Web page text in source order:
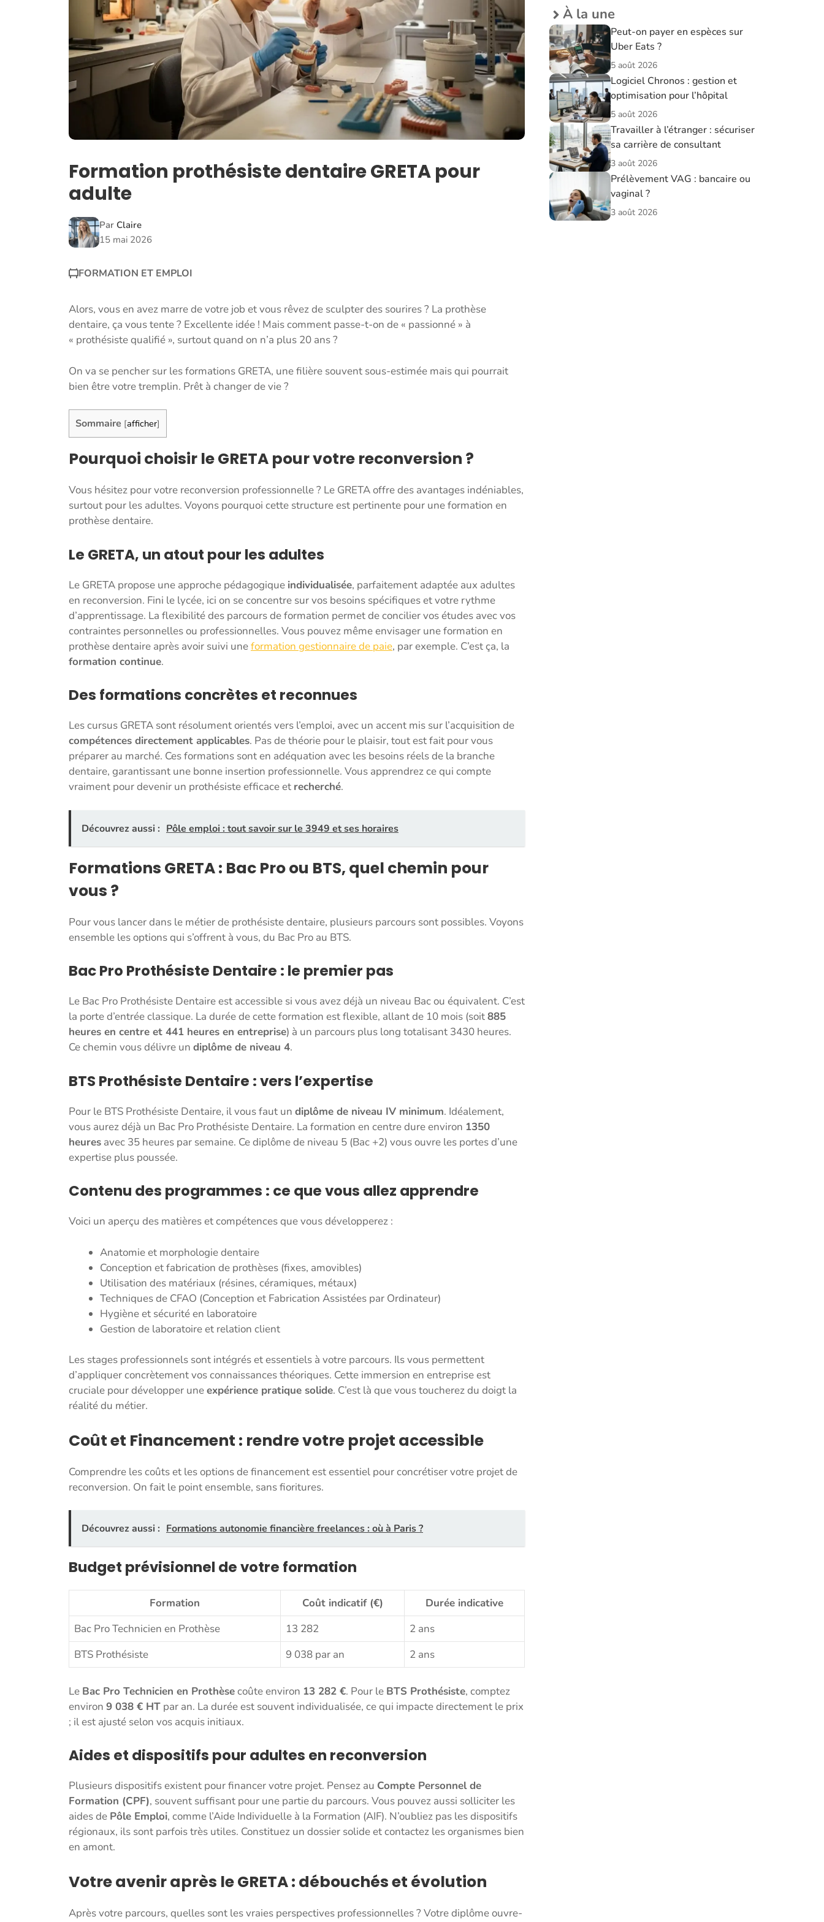
Formation prothésiste dentaire GRETA pour
adulte
Par Claire
15 mai 2026
FORMATION ET EMPLOI
Alors, vous en avez marre de votre job et vous rêvez de sculpter des sourires ? La prothèse
dentaire, ça vous tente ? Excellente idée ! Mais comment passe-t-on de « passionné » à
« prothésiste qualifié », surtout quand on n’a plus 20 ans ?
On va se pencher sur les formations GRETA, une filière souvent sous-estimée mais qui pourrait
bien être votre tremplin. Prêt à changer de vie ?
Sommaire [afficher]
Pourquoi choisir le GRETA pour votre reconversion ?
Vous hésitez pour votre reconversion professionnelle ? Le GRETA offre des avantages indéniables,
surtout pour les adultes. Voyons pourquoi cette structure est pertinente pour une formation en
prothèse dentaire.
Le GRETA, un atout pour les adultes
Le GRETA propose une approche pédagogique individualisée, parfaitement adaptée aux adultes
en reconversion. Fini le lycée, ici on se concentre sur vos besoins spécifiques et votre rythme
d’apprentissage. La flexibilité des parcours de formation permet de concilier vos études avec vos
contraintes personnelles ou professionnelles. Vous pouvez même envisager une formation en
prothèse dentaire après avoir suivi uneformation gestionnaire de paie, par exemple. C’est ça, la
formation continue.
Des formations concrètes et reconnues
Les cursus GRETA sont résolument orientés vers l’emploi, avec un accent mis sur l’acquisition de
compétences directement applicables. Pas de théorie pour le plaisir, tout est fait pour vous
préparer au marché. Ces formations sont en adéquation avec les besoins réels de la branche
dentaire, garantissant une bonne insertion professionnelle. Vous apprendrez ce qui compte
vraiment pour devenir un prothésiste efficace et recherché.
Découvrez aussi : Pôle emploi : tout savoir sur le 3949 et ses horaires
Formations GRETA : Bac Pro ou BTS, quel chemin pour
vous ?
Pour vous lancer dans le métier de prothésiste dentaire, plusieurs parcours sont possibles. Voyons
ensemble les options qui s’offrent à vous, du Bac Pro au BTS.
Bac Pro Prothésiste Dentaire : le premier pas
Le Bac Pro Prothésiste Dentaire est accessible si vous avez déjà un niveau Bac ou équivalent. C’est
la porte d’entrée classique. La durée de cette formation est flexible, allant de 10 mois (soit885
heures en centre et 441 heures en entreprise) à un parcours plus long totalisant 3430 heures.
Ce chemin vous délivre un diplôme de niveau 4.
BTS Prothésiste Dentaire : vers l’expertise
Pour le BTS Prothésiste Dentaire, il vous faut un diplôme de niveau IV minimum. Idéalement,
vous aurez déjà un Bac Pro Prothésiste Dentaire. La formation en centre dure environ 1350
heures avec 35 heures par semaine. Ce diplôme de niveau 5 (Bac +2) vous ouvre les portes d’une
expertise plus poussée.
Contenu des programmes : ce que vous allez apprendre
Voici un aperçu des matières et compétences que vous développerez :
Anatomie et morphologie dentaire
Conception et fabrication de prothèses (fixes, amovibles)
Utilisation des matériaux (résines, céramiques, métaux)
Techniques de CFAO (Conception et Fabrication Assistées par Ordinateur)
Hygiène et sécurité en laboratoire
Gestion de laboratoire et relation client
Les stages professionnels sont intégrés et essentiels à votre parcours. Ils vous permettent
d’appliquer concrètement vos connaissances théoriques. Cette immersion en entreprise est
cruciale pour développer uneexpérience pratique solide. C’est là que vous toucherez du doigt la
réalité du métier.
Coût et Financement : rendre votre projet accessible
Comprendre les coûts et les options de financement est essentiel pour concrétiser votre projet de
reconversion. On fait le point ensemble, sans fioritures.
Découvrez aussi : Formations autonomie financière freelances : où à Paris ?
Budget prévisionnel de votre formation
Formation Coût indicatif (€)
Durée indicative
Bac Pro Technicien en Prothèse
13 282
2 ans
BTS Prothésiste
9 038 par an 2 ans
Le Bac Pro Technicien en Prothèsecoûte environ 13 282 €. Pour le BTS Prothésiste, comptez
environ 9 038 € HT par an. La durée est souvent individualisée, ce qui impacte directement le prix
; il est ajusté selon vos acquis initiaux.
Aides et dispositifs pour adultes en reconversion
Plusieurs dispositifs existent pour financer votre projet. Pensez au Compte Personnel de
Formation (CPF), souvent suffisant pour une partie du parcours. Vous pouvez aussi solliciter les
aides de Pôle Emploi, comme l’Aide Individuelle à la Formation (AIF). N’oubliez pas les dispositifs
régionaux, ils sont parfois très utiles. Constituez un dossier solide et contactez les organismes bien
en amont.
Votre avenir après le GRETA : débouchés et évolution
Après votre parcours, quelles sont les vraies perspectives professionnelles ? Votre diplôme ouvre-
À la une
Peut-on payer en espèces sur
Uber Eats ?
5 août 2026
Logiciel Chronos : gestion et
optimisation pour l’hôpital
5 août 2026
Travailler à l’étranger : sécuriser
sa carrière de consultant
3 août 2026
Prélèvement VAG : bancaire ou
vaginal ?
3 août 2026